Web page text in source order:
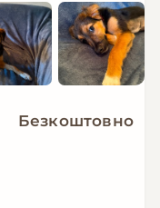
Безкоштовно